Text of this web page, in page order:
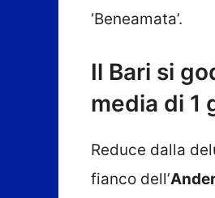
‘Beneamata’.
Il Bari si
media di 1
Reduce dalla
fianco dell’